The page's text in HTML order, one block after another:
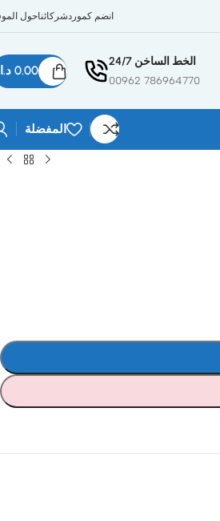
انضم كموردشركائناحول
الخط الساخن 24/7
786964770 00962
0.00 د.ا
المفضلة